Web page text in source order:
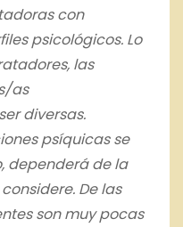
con
psicológicos. Lo
las
as
diversas.
psíquicas se
dependerá de la
De las
son muy pocas